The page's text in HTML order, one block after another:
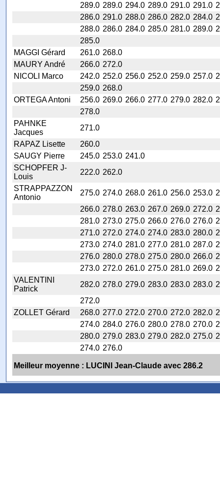
289.0 289.0 294.0 289.0 291.0 291.0
286.0 291.0 288.0 286.0 282.0 284.0
288.0 286.0 284.0 285.0 281.0 289.0
285.0
MAGGI Gérard
261.0 268.0
MAURY André
266.0 272.0
NICOLI Marco
242.0 252.0 256.0 252.0 259.0 257.0
259.0 268.0
ORTEGA Antoni
256.0 269.0 266.0 277.0 279.0 282.0
278.0
PAHNKE
Jacques
271.0
RAPAZ Lisette
260.0
SAUGY Pierre
245.0 253.0 241.0
SCHOPFER J-
Louis
222.0 262.0
STRAPPAZZON
Antonio
275.0 274.0 268.0 261.0 256.0 253.0
266.0 278.0 263.0 267.0 269.0 272.0
281.0 273.0 275.0 266.0 276.0 276.0
271.0 272.0 274.0 274.0 283.0 280.0
273.0 274.0 281.0 277.0 281.0 287.0
276.0 280.0 278.0 275.0 280.0 266.0
273.0 272.0 261.0 275.0 281.0 269.0
VALENTINI
Patrick
282.0 278.0 279.0 283.0 283.0 283.0
272.0
ZOLLET Gérard
268.0 277.0 272.0 270.0 272.0 282.0
274.0 284.0 276.0 280.0 278.0 270.0
280.0 279.0 283.0 279.0 282.0 275.0
274.0 276.0
Meilleur moyenne : LUCINI Jean-Claude avec 286.2